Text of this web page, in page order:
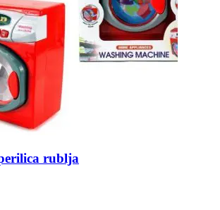
rublja